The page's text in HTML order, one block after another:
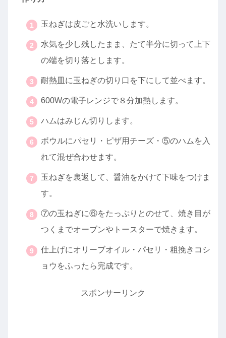
玉ねぎは皮ごと水洗いします。
水気を少し残したまま、たて半分に切って上下
の端を切り落とします。
耐熱皿に玉ねぎの切り口を下にして並べます。
600Wの電子レンジで８分加熱します。
ハムはみじん切りします。
ボウルにパセリ・ピザ用チーズ・⑤のハムを入
れて混ぜ合わせます。
玉ねぎを裏返して、醤油をかけて下味をつけま
す。
⑦の玉ねぎに⑥をたっぷりとのせて、焼き目が
つくまでオーブンやトースターで焼きます。
仕上げにオリーブオイル・パセリ・粗挽きコシ
ョウをふったら完成です。
スポンサーリンク